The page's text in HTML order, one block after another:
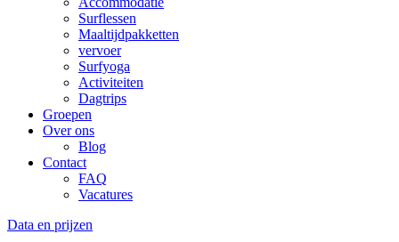
Surflessen
Maaltijdpakketten
vervoer
Surfyoga
Activiteiten
Dagtrips
Groepen
Over ons
Blog
Contact
FAQ
Vacatures
Data en prijzen